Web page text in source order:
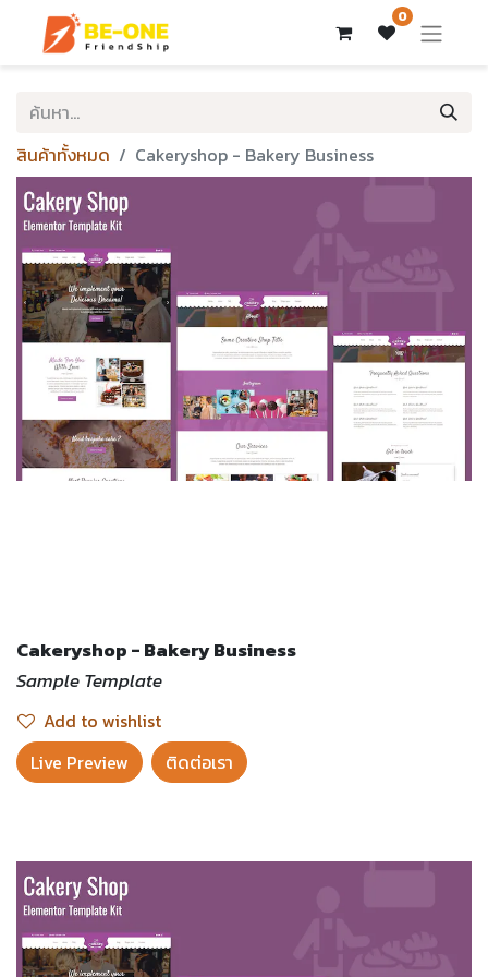
0
สินค้าทั้งหมด Cakeryshop - Bakery Business
Cakeryshop - Bakery Business
Sample Template
Add to wishlist
Live Preview​
ติดต่อเรา